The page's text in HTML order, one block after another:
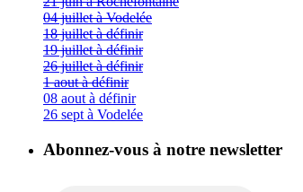
04 juillet à Vodelée
18 juillet à définir
19 juillet à définir
26 juillet à définir
1 aout à définir
08 aout à définir
26 sept à Vodelée
Abonnez-vous à notre newsletter